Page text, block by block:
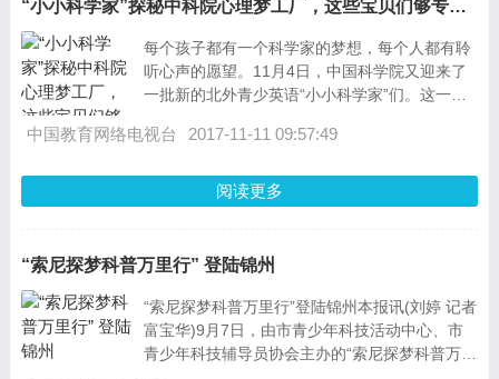
“小小科学家”探秘中科院心理梦工厂，这些宝贝们够专注吗？
每个孩子都有一个科学家的梦想，每个人都有聆
听心声的愿望。11月4日，中国科学院又迎来了
一批新的北外青少英语“小小科学家”们。这一次
中国教育网络电视台 2017-11-11 09:57:49
阅读更多
“索尼探梦科普万里行” 登陆锦州
“索尼探梦科普万里行”登陆锦州本报讯(刘婷 记者
富宝华)9月7日，由市青少年科技活动中心、市
青少年科技辅导员协会主办的“索尼探梦科普万里